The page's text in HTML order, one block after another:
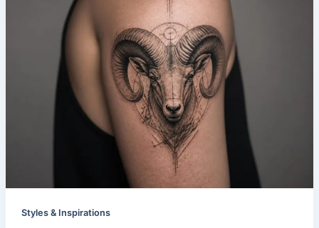
Styles & Inspirations